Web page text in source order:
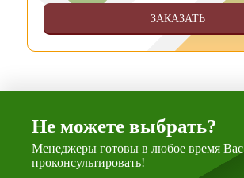
ЗАКАЗАТЬ
Не можете выбрать?
Менеджеры готовы в любое время Вас
проконсультировать!